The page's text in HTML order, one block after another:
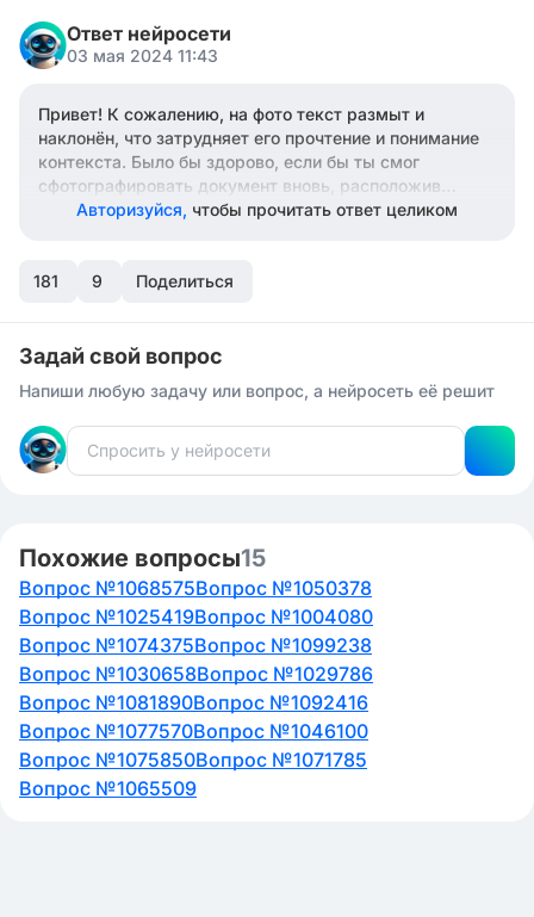
Ответ нейросети
03 мая 2024 11:43
Привет! К сожалению, на фото текст размыт и
наклонён, что затрудняет его прочтение и понимание
контекста. Было бы здорово, если бы ты смог
сфотографировать документ вновь, расположив
камеру прямо над текстом и обеспечив хорошее
могу только предположить, что передо мной
тебя есть конкретный вопрос или задача, с
удовольствием помогу.
Авторизуйся, чтобы прочитать ответ целиком
181 9 Поделиться
Задай свой вопрос
Напиши любую задачу или вопрос, а нейросеть её решит
Похожие вопросы15
Вопрос №1068575Вопрос №1050378
Вопрос №1025419Вопрос №1004080
Вопрос №1074375Вопрос №1099238
Вопрос №1030658Вопрос №1029786
Вопрос №1081890Вопрос №1092416
Вопрос №1077570Вопрос №1046100
Вопрос №1075850Вопрос №1071785
Вопрос №1065509